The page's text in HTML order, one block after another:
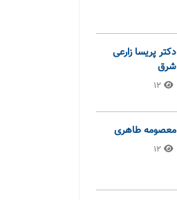
دکتر پریسا زارعی
شرق
12
معصومه طاهری
12